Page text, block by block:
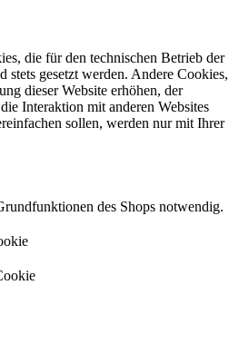
die für den technischen Betrieb der
stets gesetzt werden. Andere Cookies,
dieser Website erhöhen, der
Interaktion mit anderen Websites
sollen, werden nur mit Ihrer
des Shops notwendig.